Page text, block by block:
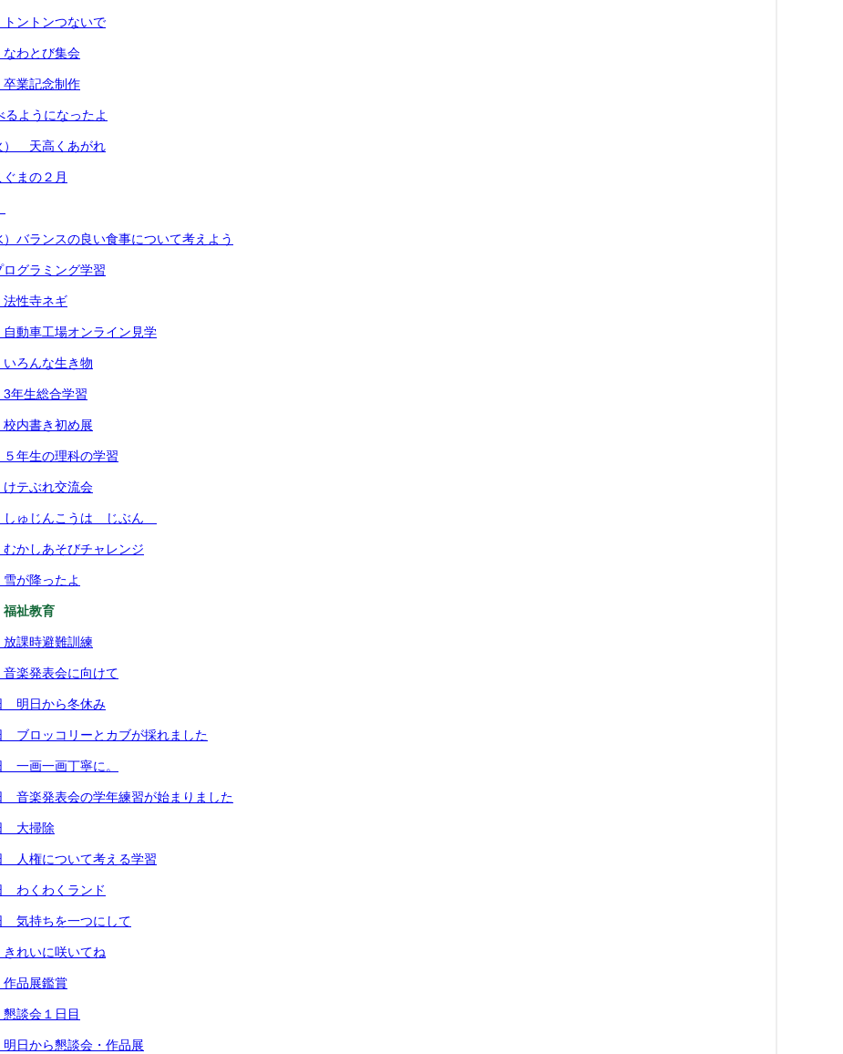
ントンつないで
わとび集会
業記念制作
ようになったよ
） 天高くあがれ
まの２月
）バランスの良い食事について考えよう
グラミング学習
性寺ネギ
動車工場オンライン見学
ろんな生き物
年生総合学習
内書き初め展
年生の理科の学習
テぶれ交流会
しゅじんこうは じぶん
かしあそびチャレンジ
が降ったよ
祉教育
課時避難訓練
楽発表会に向けて
明日から冬休み
ブロッコリーとカブが採れました
一画一画丁寧に。
音楽発表会の学年練習が始まりました
大掃除
人権について考える学習
わくわくランド
気持ちを一つにして
れいに咲いてね
品展鑑賞
談会１日目
日から懇談会・作品展